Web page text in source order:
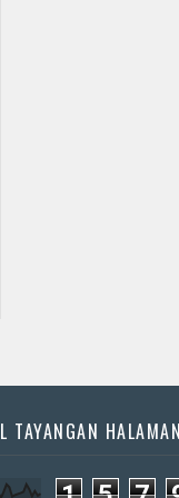
TAYANGAN HALAMAN